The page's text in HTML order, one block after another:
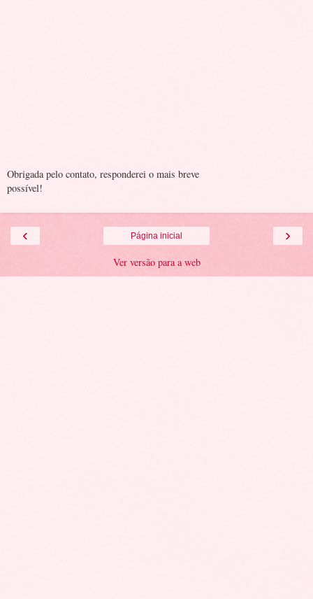
Obrigada pelo contato, responderei o mais breve
possível!
‹ ›
Página inicial
Ver versão para a web